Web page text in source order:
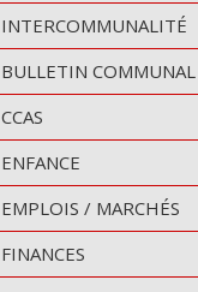
INTERCOMMUNALITÉ
BULLETIN COMMUNAL
CCAS
ENFANCE
EMPLOIS / MARCHÉS
FINANCES